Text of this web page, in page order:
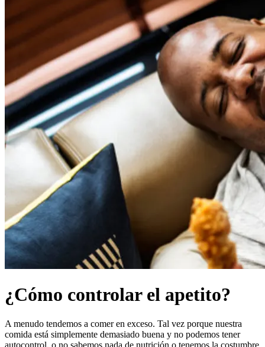
¿Cómo controlar el apetito?
A menudo tendemos a comer en exceso. Tal vez porque nuestra
comida está simplemente demasiado buena y no podemos tener
autocontrol, o no sabemos nada de nutrición o tenemos la costumbre